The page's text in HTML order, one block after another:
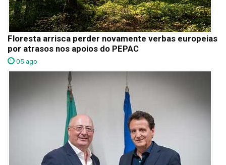
Floresta arrisca perder novamente verbas europeias
por atrasos nos apoios do PEPAC
05 ago